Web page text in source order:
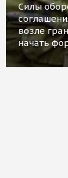
Силы
возле
начать